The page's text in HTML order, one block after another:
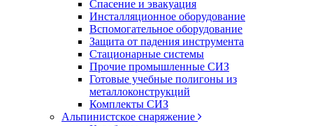
Спасение и эвакуация
Инсталляционное оборудование
Вспомогательное оборудование
Защита от падения инструмента
Стационарные системы
Прочие промышленные СИЗ
Готовые учебные полигоны из
металлоконструкций
Комплекты СИЗ
Альпинистское снаряжение